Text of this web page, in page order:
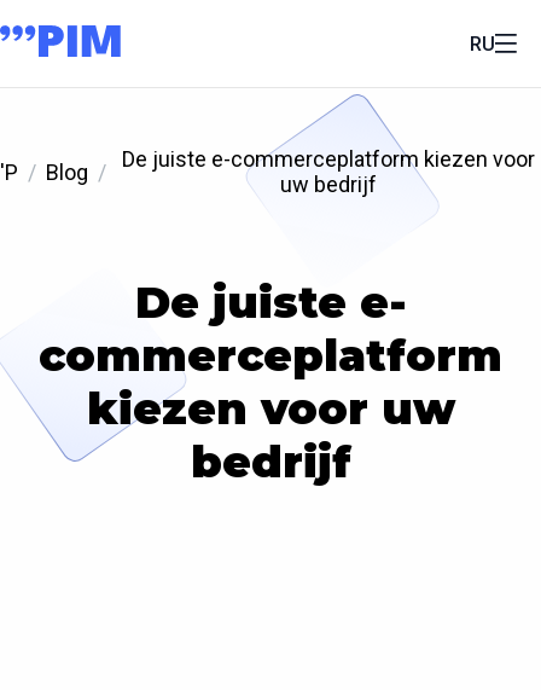
RU
'P Blog
De juiste e-commerceplatform kiezen voor
uw bedrijf
De juiste e-
commerceplatform
kiezen voor uw
bedrijf